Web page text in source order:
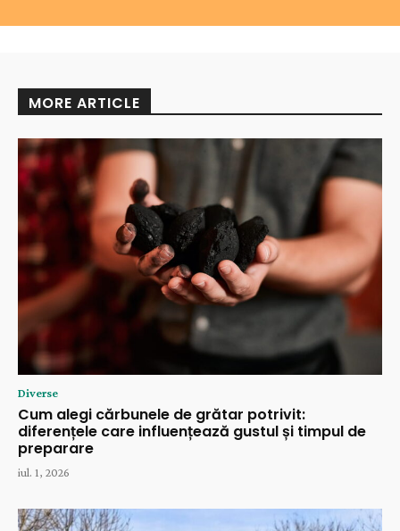
MORE ARTICLE
Diverse
Cum alegi cărbunele de grătar potrivit:
diferențele care influențează gustul și timpul de
preparare
iul. 1, 2026